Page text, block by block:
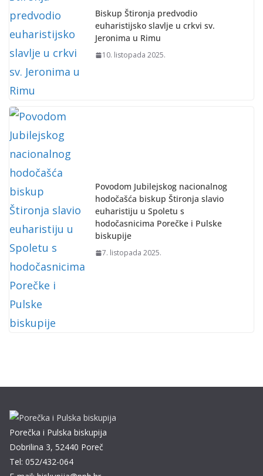
Biskup Štironja predvodio
euharistijsko slavlje u crkvi sv.
Jeronima u Rimu
10. listopada 2025.
Povodom Jubilejskog nacionalnog
hodočašća biskup Štironja slavio
euharistiju u Spoletu s
hodočasnicima Porečke i Pulske
biskupije
7. listopada 2025.
Porečka i Pulska biskupija
Dobrilina 3, 52440 Poreč
Tel: 052/432-064